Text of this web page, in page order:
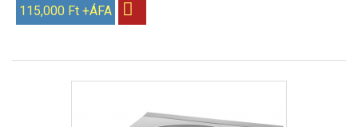
115,000 Ft +ÁFA